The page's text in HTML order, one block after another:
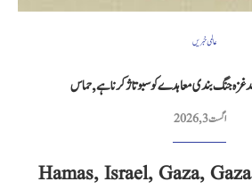
عالمی خبریں
غزہ جنگ بندی معاہدے کو سبوتاژ کرنا ہے, حماس
اگست 3, 2026
Hamas, Israel, Gaza,